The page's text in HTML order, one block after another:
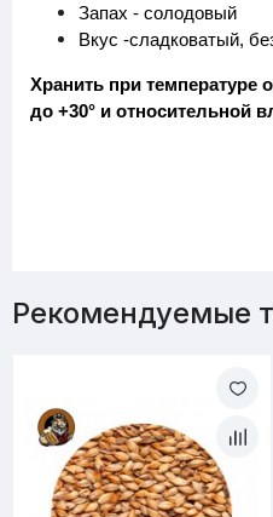
Запах - солодовый
Вкус -сладковатый,
Хранить при
до +30° и относительной
Рекомендуемые